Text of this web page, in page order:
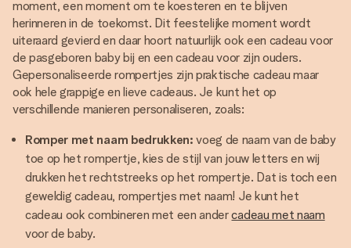
moment, een moment om te koesteren en te blijven
herinneren in de toekomst. Dit feestelijke moment wordt
uiteraard gevierd en daar hoort natuurlijk ook een cadeau voor
de pasgeboren baby bij en een cadeau voor zijn ouders.
Gepersonaliseerde rompertjes zijn praktische cadeau maar
ook hele grappige en lieve cadeaus. Je kunt het op
verschillende manieren personaliseren, zoals:
Romper met naam bedrukken: voeg de naam van de baby
toe op het rompertje, kies de stijl van jouw letters en wij
drukken het rechtstreeks op het rompertje. Dat is toch een
geweldig cadeau, rompertjes met naam! Je kunt het
cadeau ook combineren met een andercadeau met naam
voor de baby.